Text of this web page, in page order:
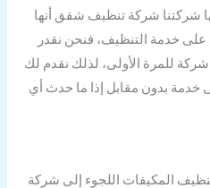
شركتنا شركة تنظيف شقق أنها
على خدمة التنظيف، فنحن نقدر
للمرة الأولى، لذلك نقدم لك
بدون مقابل إذا ما حدث أي
المكيفات اللجوء إلى شركة